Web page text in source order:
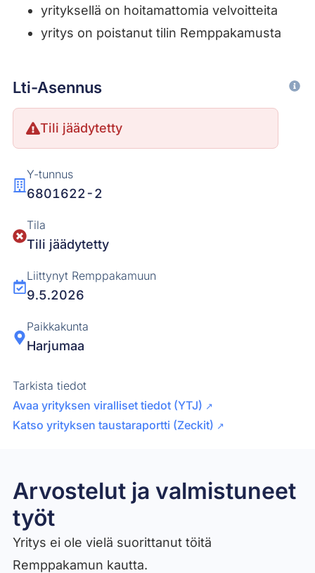
yrityksellä on hoitamattomia velvoitteita
yritys on poistanut tilin Remppakamusta
Lti-Asennus
Tili jäädytetty
Y-tunnus
6801622-2
Tila
Tili jäädytetty
Liittynyt Remppakamuun
9.5.2026
Paikkakunta
Harjumaa
Tarkista tiedot
Avaa yrityksen viralliset tiedot (YTJ) ↗
Katso yrityksen taustaraportti (Zeckit) ↗
Arvostelut ja valmistuneet
työt​
Yritys ei ole vielä suorittanut töitä
Remppakamun kautta.